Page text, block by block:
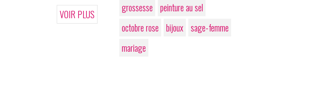
VOIR PLUS
grossesse
peinture au sel
octobre rose
bijoux sage-femme
mariage